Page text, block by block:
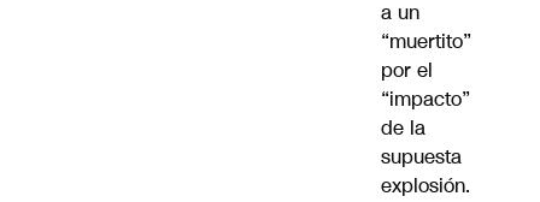
a un
“muertito”
por el
“impacto”
de la
supuesta
explosión.